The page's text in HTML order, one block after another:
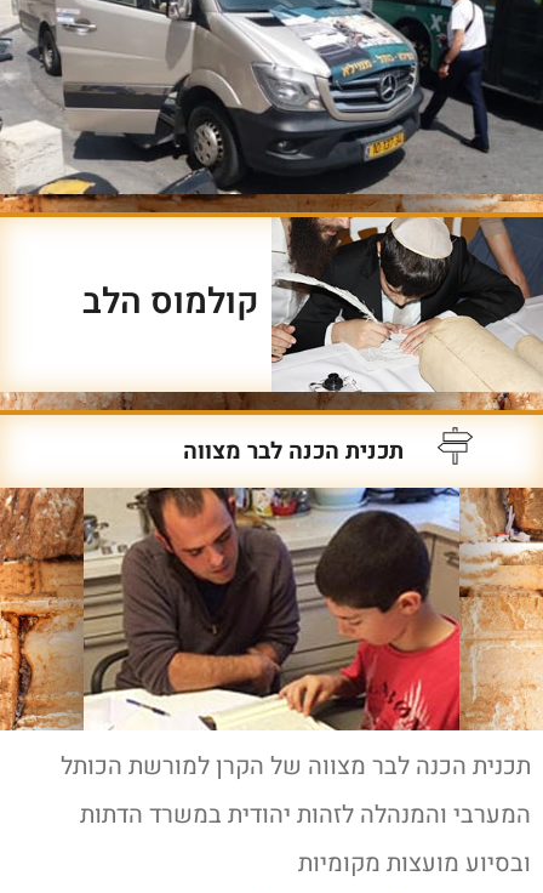
קולמוס הלב
תכנית הכנה לבר מצווה
תכנית הכנה לבר מצווה של הקרן למורשת הכותל
המערבי והמנהלה לזהות יהודית במשרד הדתות
ובסיוע מועצות מקומיות